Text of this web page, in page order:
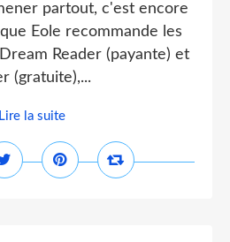
partout, c'est encore
Eole recommande les
Reader (payante) et
(gratuite),...
Lire la suite